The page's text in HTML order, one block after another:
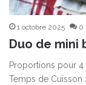
1 octobre 2025 0
Duo de mini
Proportions pour 4
Temps de Cuisson